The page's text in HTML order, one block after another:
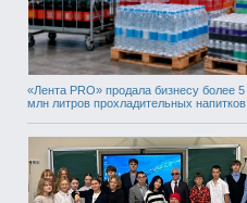
«Лента PRO» продала бизнесу более 5
млн литров прохладительных напитков